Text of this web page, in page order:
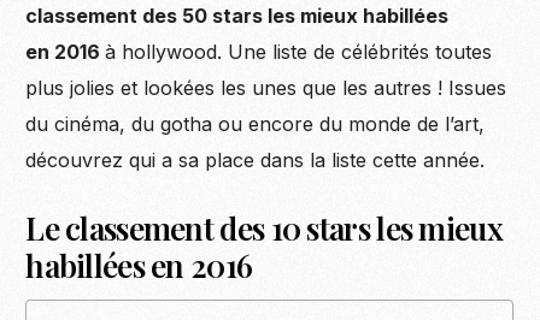
classement des 50 stars les mieux habillées
en 2016à hollywood. Une liste de célébrités toutes
plus jolies et lookées les unes que les autres ! Issues
du cinéma, du gotha ou encore du monde de l’art,
découvrez qui a sa place dans la liste cette année.
Le classement des 10 stars les mieux
habillées en 2016